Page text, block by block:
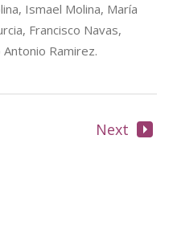
Ismael Molina, María
Francisco Navas,
Ramirez.
Next